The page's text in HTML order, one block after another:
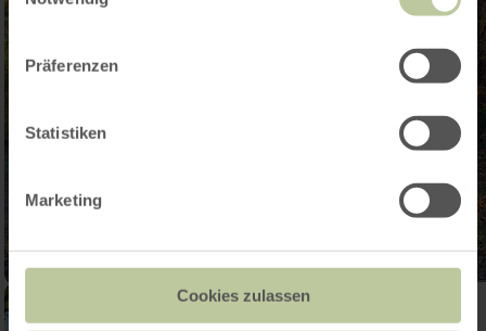
Präferenzen
Statistiken
Marketing
Cookies zulassen